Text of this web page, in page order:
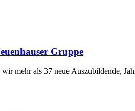
Gruppe
mehr als 37 neue Auszubildende,